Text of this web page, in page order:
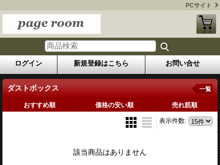
PCサイト
ログイン 新規登録はこちら お問い合せ
ダストボックス 一覧
おすすめ順 価格の安い順 売れ筋順
表示件数:
該当商品はありません